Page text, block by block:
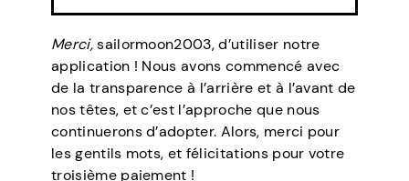
Merci,sailormoon2003, d’utiliser notre
application ! Nous avons commencé avec
de la transparence à l’arrière et à l’avant de
nos têtes, et c’est l’approche que nous
continuerons d’adopter. Alors, merci pour
les gentils mots, et félicitations pour votre
troisième paiement !